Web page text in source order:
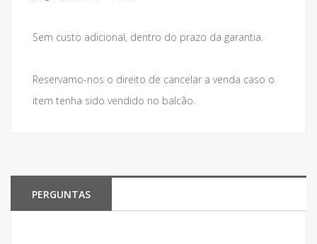
Sem custo adicional, dentro do prazo da garantia.
Reservamo-nos o direito de cancelar a venda caso o
item tenha sido vendido no balcão.
PERGUNTAS